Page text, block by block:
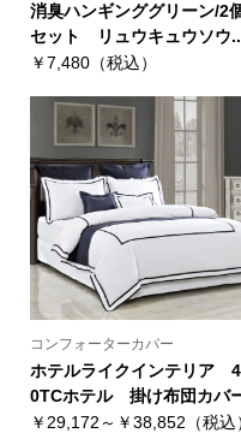
消臭ハンギンググリーン/2
セット リュウキュウソウ
￥7,480（税込）
コンフォーターカバー
ホテルライクインテリア
0TCホテル 掛け布団カバ
￥29,172～￥38,852（税込